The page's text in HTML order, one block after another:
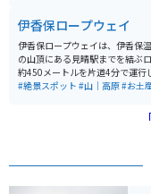
場者のおよそ2人に1人が食する
ムをはじめ、新登場の冷やしラ
味覚でもラベンダーを楽しめる
くさんあります。 その他にも、
ーお持ち帰りできるラベンダー
ーを使用したオリジナルグッズ
伊香保ロープウェイ
伊香保ロープウェイは、伊香保
の山頂にある見晴駅までを結ぶ
約450メートルを片道4分で運行
山頂からは、赤城山や谷川岳な
駅」があり、山頂には「見晴駅
らは伊香保温泉街が一望でき、
#絶景スポット #山｜高原#お土